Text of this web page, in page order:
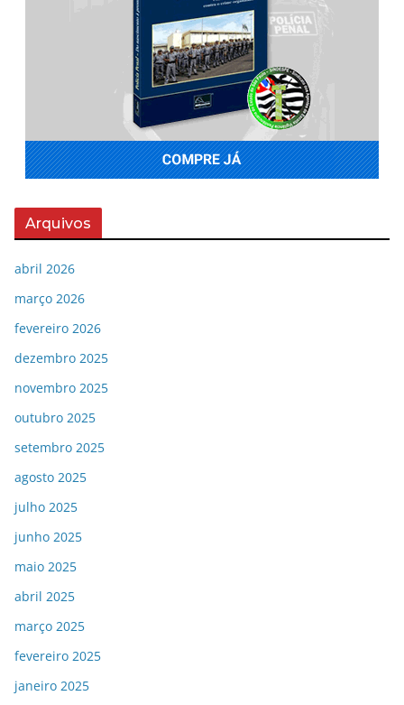
Arquivos
abril 2026
março 2026
fevereiro 2026
dezembro 2025
novembro 2025
outubro 2025
setembro 2025
agosto 2025
julho 2025
junho 2025
maio 2025
abril 2025
março 2025
fevereiro 2025
janeiro 2025